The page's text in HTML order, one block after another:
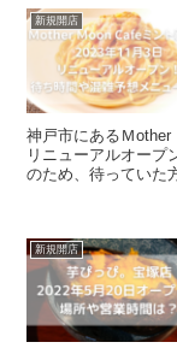
新規開店
神戸市にあるＭ
リニューアルオープ
のため、待っていた
新規開店